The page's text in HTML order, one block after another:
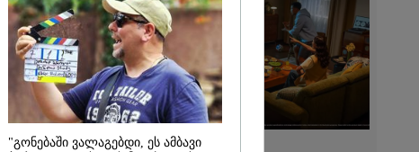
2026
ვგმობთ
-
2026 11:13 / 05-08-2026
"გონებაში ვალაგებდი, ეს ამბავი